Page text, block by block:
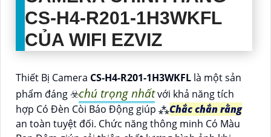
CS-H4-R201-1H3WKFL
CỦA WIFI EZVIZ
Thiết Bị Camera CS-H4-R201-1H3WKFL là một sản
phẩm đáng ☣️chú trọng nhấtvới khả năng tích
hợp Có Đèn Còi Báo Động giúp ⁂Chắc chắn rằng
an toàn tuyệt đối. Chức năng thông minh Có Màu